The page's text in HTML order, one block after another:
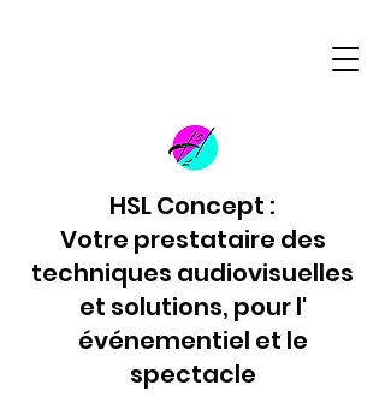
HSL Concept :
Votre prestataire des
techniques audiovisuelles
et solutions, pour l'
événementiel et le
spectacle